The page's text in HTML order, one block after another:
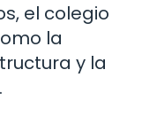
el colegio
la
y la